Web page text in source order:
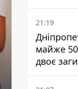
21:19
майже 50
двоє